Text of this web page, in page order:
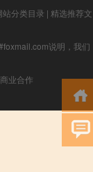
站分类目录 | 精选推荐文
说明，我们
业合作